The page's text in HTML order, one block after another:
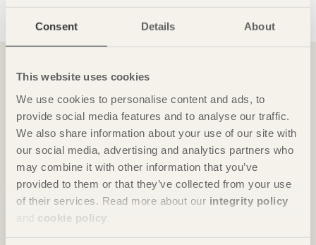
Consent Details About
This website uses cookies
We use cookies to personalise content and ads, to
provide social media features and to analyse our traffic.
We also share information about your use of our site with
our social media, advertising and analytics partners who
may combine it with other information that you’ve
provided to them or that they’ve collected from your use
of their services. Read more about our integrity policy
and cookie policy
Du kanske också vill läsa